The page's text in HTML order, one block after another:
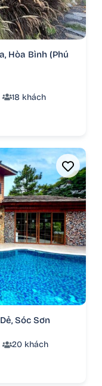
Hòa Bình (Phú
18 khách
Sóc Sơn
20 khách